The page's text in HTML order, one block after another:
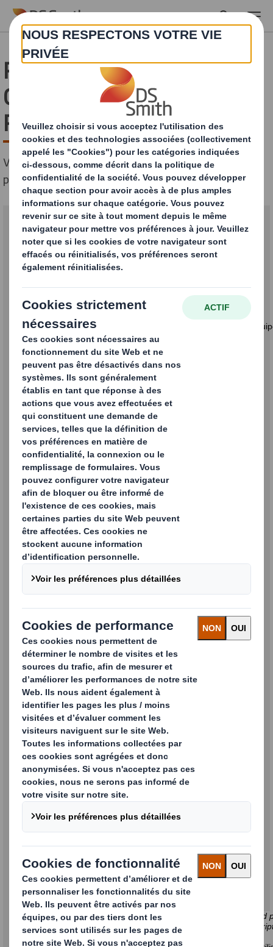
Skip to main content
Parlez à nos équipes
Carrière, RH et
Recrutement
Veuillez remplir le formulaire ci-dessous afin que nous
puissions vous aider.
DS Smith Packaging France
Tour Initiale
1 Terrasse Bellini
92800 Puteaux
Formulaire de demande d'emploi
Remplissez le formulaire ci-dessous et un membre de notre
contactera sous peu.
Merci !
Prénom
Nom
Email
Numéro de téléphone
Pays
Ville
ZIP/Code Postal
Commentaires
Oui, je souhaite recevoir des communications, des
informations et des mises à jour sur les produits et
services deDS Smith par courrier électronique.
Vous disposez toujours de la possibilité d'annuler votre accord
de ces communications par l'intermédiaire du lien de